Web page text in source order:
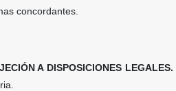
concordantes.
A DISPOSICIONES LEGALES.